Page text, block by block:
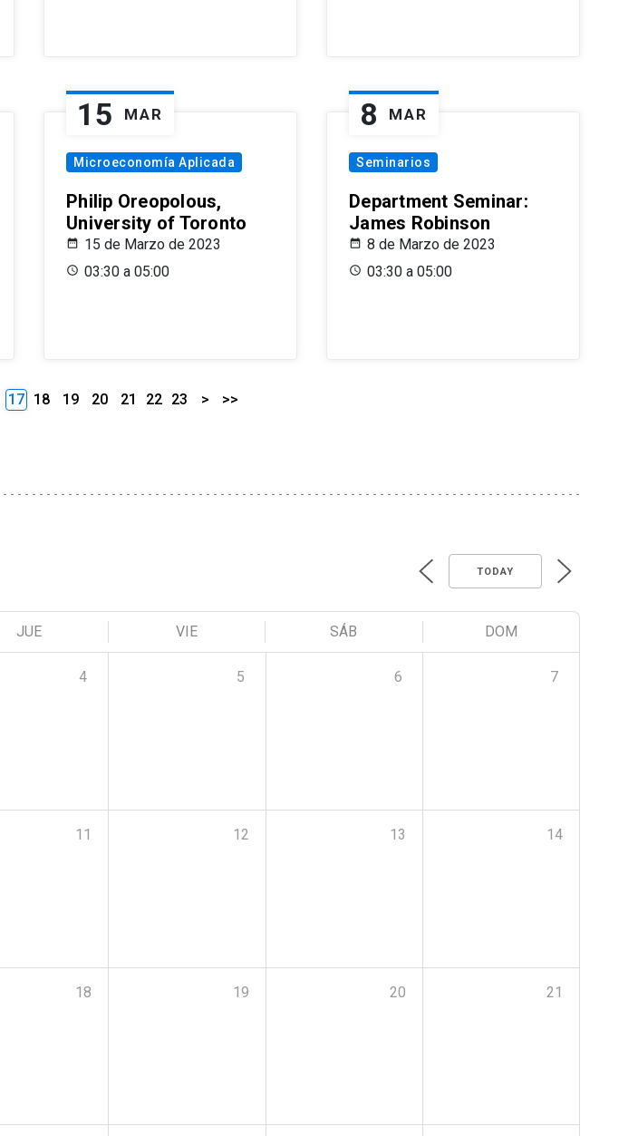
15 MAR
Microeconomía Aplicada
Philip Oreopolous,
University of Toronto
15 de Marzo de 2023
03:30 a 05:00
8 MAR
Seminarios
Department Seminar:
James Robinson
8 de Marzo de 2023
03:30 a 05:00
17 18 19 20 21 22 23 > >>
TODAY
JUE VIE SÁB DOM
4 5 6 7
11 12 13 14
18 19 20 21